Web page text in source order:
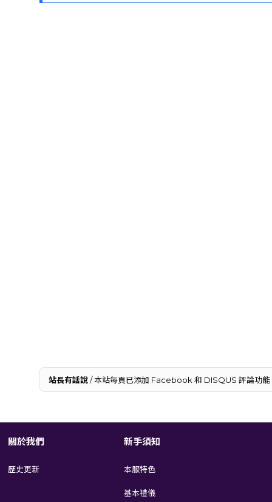
站長有話說/ 本站每頁已添加 Facebook 和 DISQUS 評論功能
關於我們 新手須知
歷史更新 本服特色
基本禮儀